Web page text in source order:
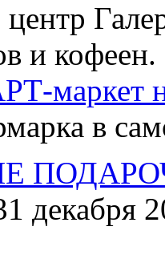
и кофеен.
маркет
в
декабря